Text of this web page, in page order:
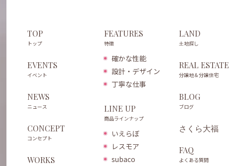
TOP
トップ
EVENTS
イベント
NEWS
ニュース
CONCEPT
コンセプト
WORKS
FEATURES
特徴
確かな性能
設計・デザイン
丁寧な仕事
LINE UP
商品ラインナップ
いえらぼ
レスモア
subaco
LAND
土地探し
REAL ESTATE
分譲地＆分譲住宅
BLOG
ブログ
さくら大福
FAQ
よくある質問